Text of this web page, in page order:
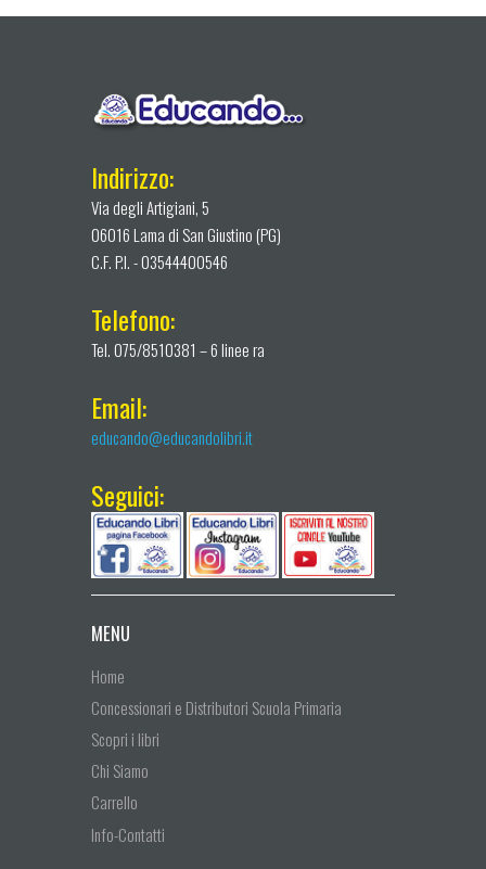
Indirizzo:
Via degli Artigiani, 5
06016 Lama di San Giustino (PG)
C.F. P.I. - 03544400546
Telefono:
Tel. 075/8510381 – 6 linee ra
Email:
educando@educandolibri.it
Seguici:
MENU
Home
Concessionari e Distributori Scuola Primaria
Scopri i libri
Chi Siamo
Carrello
Info-Contatti